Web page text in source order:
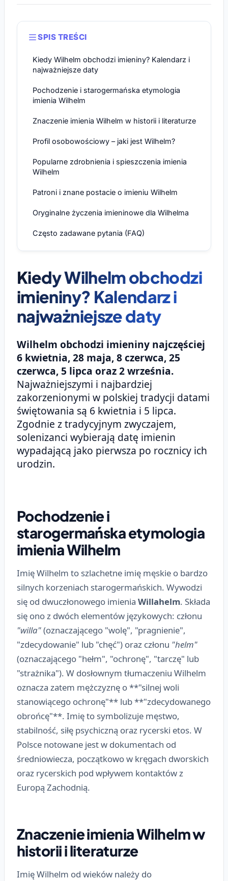
SPIS TREŚCI
Kiedy Wilhelm obchodzi imieniny? Kalendarz i
najważniejsze daty
Pochodzenie i starogermańska etymologia
imienia Wilhelm
Znaczenie imienia Wilhelm w historii i literaturze
Profil osobowościowy – jaki jest Wilhelm?
Popularne zdrobnienia i spieszczenia imienia
Wilhelm
Patroni i znane postacie o imieniu Wilhelm
Oryginalne życzenia imieninowe dla Wilhelma
Często zadawane pytania (FAQ)
Kiedy Wilhelm obchodzi
imieniny? Kalendarz i
najważniejsze daty
Wilhelm obchodzi imieniny najczęściej
6 kwietnia, 28 maja, 8 czerwca, 25
czerwca, 5 lipca oraz 2 września.
Najważniejszymi i najbardziej
zakorzenionymi w polskiej tradycji datami
świętowania są 6 kwietnia i 5 lipca.
Zgodnie z tradycyjnym zwyczajem,
solenizanci wybierają datę imienin
wypadającą jako pierwsza po rocznicy ich
urodzin.
Pochodzenie i
starogermańska etymologia
imienia Wilhelm
Imię Wilhelm to szlachetne imię męskie o bardzo
silnych korzeniach starogermańskich. Wywodzi
się od dwuczłonowego imienia Willahelm. Składa
się ono z dwóch elementów językowych: członu
"willa"(oznaczającego "wolę", "pragnienie",
"zdecydowanie" lub "chęć") oraz członu "helm"
(oznaczającego "hełm", "ochronę", "tarczę" lub
"strażnika"). W dosłownym tłumaczeniu Wilhelm
oznacza zatem mężczyznę o **"silnej woli
stanowiącego ochronę"** lub **"zdecydowanego
obrońcę"**. Imię to symbolizuje męstwo,
stabilność, siłę psychiczną oraz rycerski etos. W
Polsce notowane jest w dokumentach od
średniowiecza, początkowo w kręgach dworskich
oraz rycerskich pod wpływem kontaktów z
Europą Zachodnią.
Znaczenie imienia Wilhelm w
historii i literaturze
Imię Wilhelm od wieków należy do